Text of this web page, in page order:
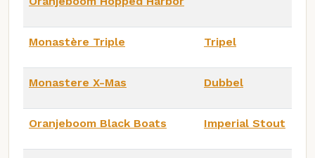
Monastère Triple Tripel
Monastere X-Mas Dubbel
Oranjeboom Black Boats Imperial Stout